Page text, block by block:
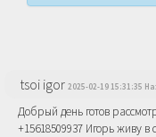
tsoi igor 2025-02-19 15:31:35
Добрый день готов
+15618509937 Игорь живу в